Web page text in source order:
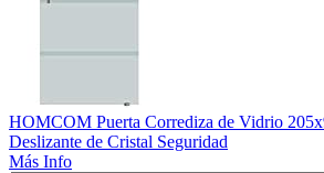
HOMCOM Puerta Corrediza de Vidrio
Deslizante de Cristal Seguridad
Más Info